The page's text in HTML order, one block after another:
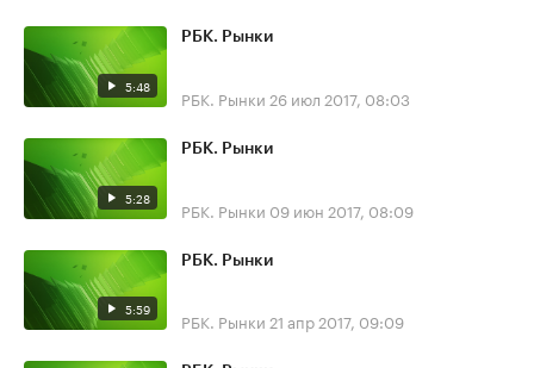
5:48
РБК. Рынки
РБК. Рынки 26 июл 2017, 08:03
5:28
РБК. Рынки
РБК. Рынки 09 июн 2017, 08:09
5:59
РБК. Рынки
РБК. Рынки 21 апр 2017, 09:09